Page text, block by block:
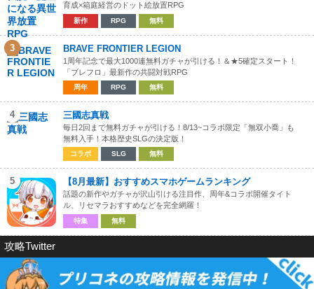
育成×箱庭経営のドット絵放置RPG
新作 RPG 無料
3 BRAVE FRONTIER LEGION
1周年記念で最大1000連無料ガチャが引ける！＆★5確定スタート！
「ブレフロ」最新作の共闘対戦RPG
周年 RPG 無料
4 三國志真戦
毎日2回まで無料ガチャが引ける！8/13~コラボ限定「無双小喬」も
無料入手！本格歴史SLGの決定版！
コラボ SLG 無料
5 【8月最新】おすすめスマホゲームランキング
話題の新作やガチャが沢山引ける注目作、周年&コラボ開催タイト
ル、リセマラおすすめなどを完全網羅！
特集 無料
攻略Twitter